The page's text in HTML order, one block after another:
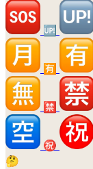
🆙
🈶
🈲
㊗️
🤔